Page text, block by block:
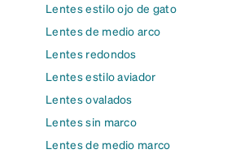
Lentes estilo ojo de gato
Lentes de medio arco
Lentes redondos
Lentes estilo aviador
Lentes ovalados
Lentes sin marco
Lentes de medio marco